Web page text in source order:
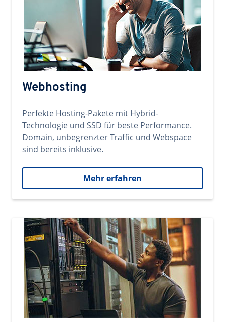
Webhosting
Perfekte Hosting-Pakete mit Hybrid-
Technologie und SSD für beste Performance.
Domain, unbegrenzter Traffic und Webspace
sind bereits inklusive.
Mehr erfahren